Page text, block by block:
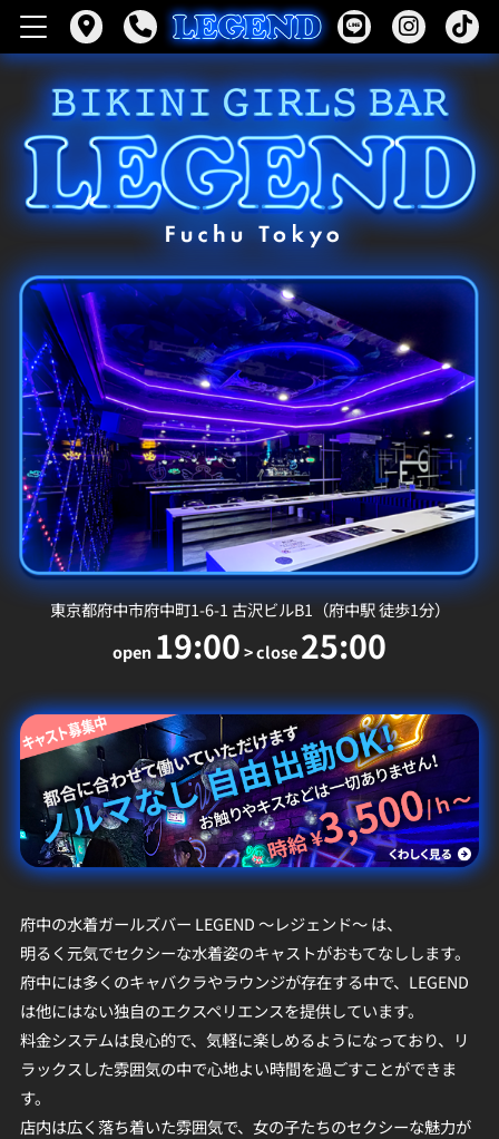
東京都府中市府中町1-6-1 古沢ビルB1（府中駅 徒歩1分）
open 19:00> close25:00
府中の水着ガールズバー LEGEND ～レジェンド～ は、
明るく元気でセクシーな水着姿のキャストがおもてなしします。
府中には多くのキャバクラやラウンジが存在する中で、LEGEND
は他にはない独自のエクスペリエンスを提供しています。
料金システムは良心的で、気軽に楽しめるようになっており、リ
ラックスした雰囲気の中で心地よい時間を過ごすことができま
す。
店内は広く落ち着いた雰囲気で、女の子たちのセクシーな魅力が